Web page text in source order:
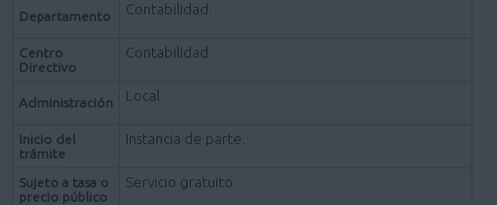
Departamento Contabilidad.
Centro
Directivo
Contabilidad.
Administración Local.
Inicio del
trámite
Instancia de parte.
Sujeto a tasa o
precio público
Servicio gratuito.